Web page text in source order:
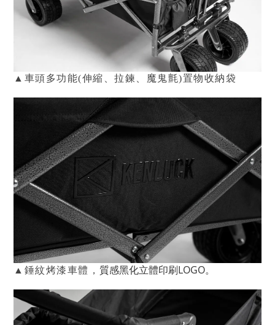
▲車頭多功能(伸縮、拉鍊 魔鬼氈)置物收納袋
▲錘紋烤漆車體， 質感黑化立體印刷LOGO。